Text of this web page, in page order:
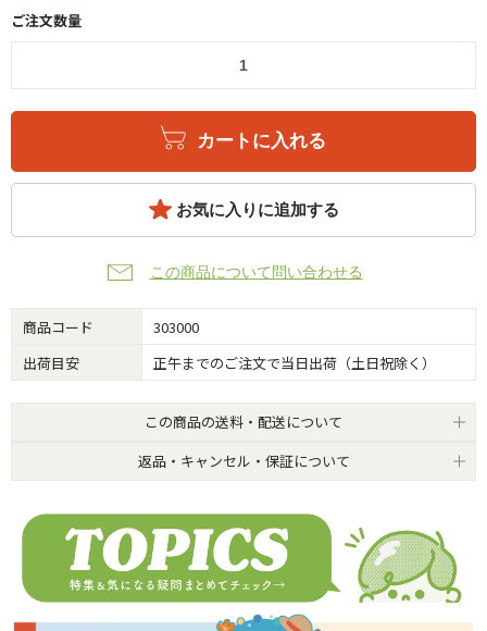
ご注文数量
カートに入れる
お気に入りに追加する
この商品について問い合わせる
商品コード
303000
出荷目安
正午までのご注文で当日出荷（土日祝除く）
この商品の送料・配送について
返品・キャンセル・保証について